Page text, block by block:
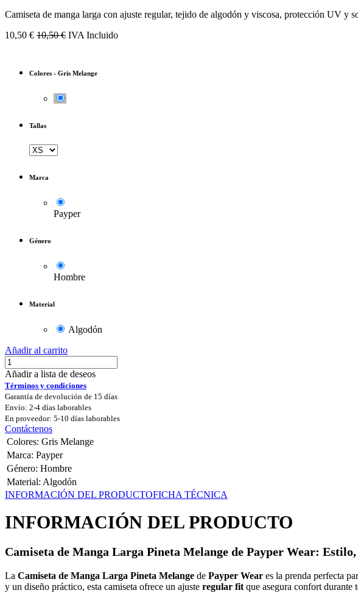
Camiseta de manga larga con ajuste regular, tejido de algodón y viscosa, protección UV y
10,50 € 10,50€ IVA Incluido
Colores - Gris Melange
Tallas
Marca
Payper
Género
Hombre
Material
Algodón
Añadir al carrito
Añadir a lista de deseos
Términos y condiciones
Garantía de devolución de 15 días
Envío: 2-4 días laborables
En proveedor: 5-10 días laborables
Contáctenos
Colores: Gris Melange
Marca: Payper
Género: Hombre
Material: Algodón
INFORMACIÓN DEL PRODUCTOFICHA TÉCNICA
INFORMACIÓN DEL PRODUCTO
Camiseta de Manga Larga Pineta Melange de Payper Wear:
La Camiseta de Manga Larga Pineta Melange de Payper Wear es la prenda perfecta
y un diseño práctico, esta camiseta ofrece un ajuste regular fit que asegura confort durante